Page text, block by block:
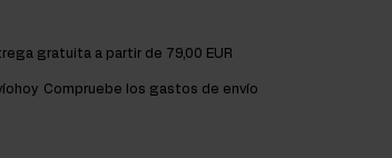
gratuita a partir de 79,00 EUR
Compruebe los gastos de envío